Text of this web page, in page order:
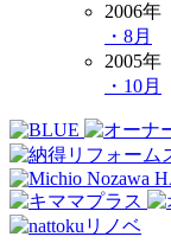
2006年
・8月
2005年
・10月